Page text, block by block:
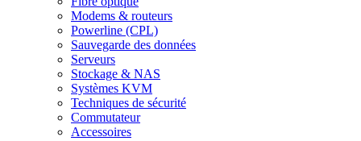
Modems & routeurs
Powerline (CPL)
Sauvegarde des données
Serveurs
Stockage & NAS
Systèmes KVM
Techniques de sécurité
Commutateur
Accessoires